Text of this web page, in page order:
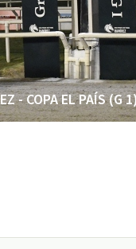
- COPA EL PAÍS (G